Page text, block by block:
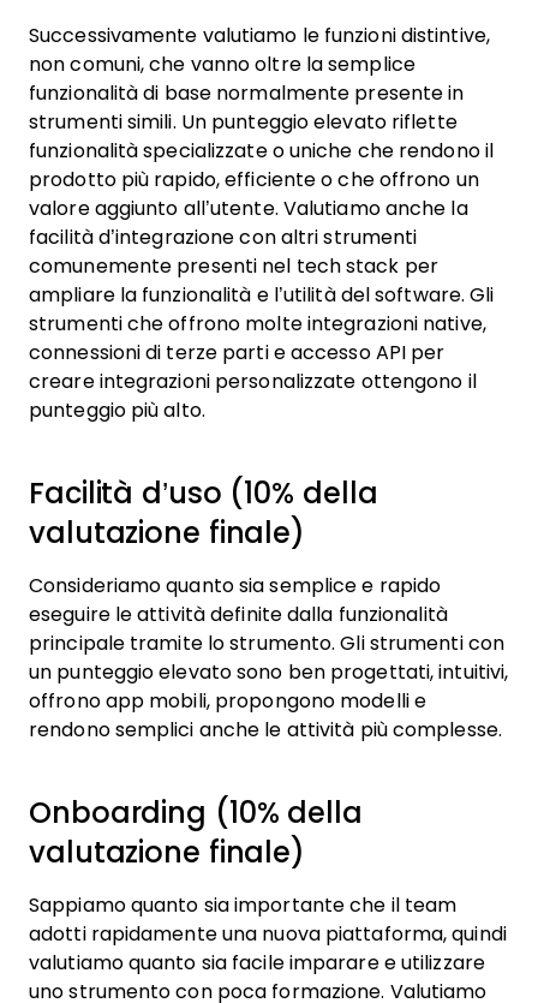
Successivamente valutiamo le funzioni distintive,
non comuni, che vanno oltre la semplice
funzionalità di base normalmente presente in
strumenti simili. Un punteggio elevato riflette
funzionalità specializzate o uniche che rendono il
prodotto più rapido, efficiente o che offrono un
valore aggiunto all’utente. Valutiamo anche la
facilità d’integrazione con altri strumenti
comunemente presenti nel tech stack per
ampliare la funzionalità e l’utilità del software. Gli
strumenti che offrono molte integrazioni native,
connessioni di terze parti e accesso API per
creare integrazioni personalizzate ottengono il
punteggio più alto.
Facilità d’uso (10% della
valutazione finale)
Consideriamo quanto sia semplice e rapido
eseguire le attività definite dalla funzionalità
principale tramite lo strumento. Gli strumenti con
un punteggio elevato sono ben progettati, intuitivi,
offrono app mobili, propongono modelli e
rendono semplici anche le attività più complesse.
Onboarding (10% della
valutazione finale)
Sappiamo quanto sia importante che il team
adotti rapidamente una nuova piattaforma, quindi
valutiamo quanto sia facile imparare e utilizzare
uno strumento con poca formazione. Valutiamo